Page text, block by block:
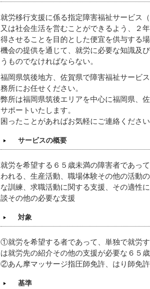
就労移行支援に係る指定障害福祉サービス
又は社会生活を営むことができるよう、２
得させることを目的とした便宜を供与する
機会の提供を通じて、就労に必要な知識及
うものでなければならない。
福岡県筑後地方、佐賀県で障害福祉サービ
務所にお任せください。
弊所は福岡県筑後エリアを中心に福岡県、
サポートいたします。
困ったことがあればお気軽にご連絡ください
サービスの概要
就労を希望する６５歳未満の障害者であっ
われる、生産活動、職場体験その他の活動
な訓練、求職活動に関する支援、その適性
談その他の必要な支援
対象
①就労を希望する者であって、単独で就労
は就労先の紹介その他の支援が必要な６５
②あん摩マッサージ指圧師免許、はり師免
基準